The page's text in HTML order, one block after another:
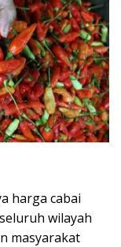
harga cabai
wilayah
masyarakat